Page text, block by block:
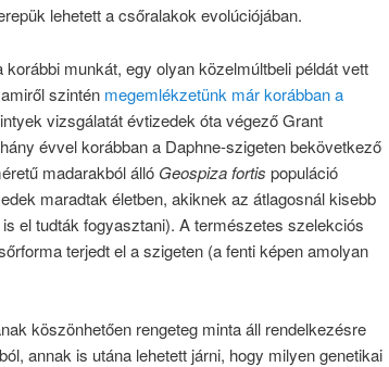
lehetett a csőralakok evolúciójában.
munkát, egy olyan közelmúltbeli példát vett
szintén megemlékzetünk már korábban a
vizsgálatát évtizedek óta végező Grant
évvel korábban a Daphne-szigeten bekövetkező
madarakból álló Geospiza fortis populáció
maradtak életben, akiknek az átlagosnál kisebb
el tudták fogyasztani). A természetes szelekciós
terjedt el a szigeten (a fenti képen amolyan
köszönhetően rengeteg minta áll rendelkezésre
annak is utána lehetett járni, hogy milyen genetikai